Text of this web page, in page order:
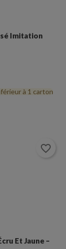
Imitation
à 1 carton
Et Jaune –
favorite_border